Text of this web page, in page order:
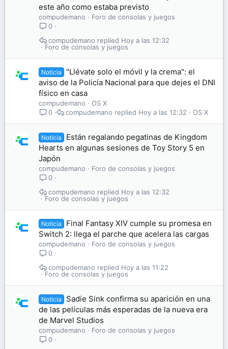
este año como estaba previsto
compudemano
Foro de consolas y juegos
0
Foro de consolas y juegos
Hoy a las 12:32
compudemano
Noticia
"Llévate solo el móvil y la crema": el
aviso de la Policía Nacional para que dejes el DNI
físico en casa
compudemano
OS X
0
OS X
Hoy a las 12:32
compudemano
Noticia
Están regalando pegatinas de Kingdom
Hearts en algunas sesiones de Toy Story 5 en
Japón
compudemano
Foro de consolas y juegos
0
Foro de consolas y juegos
Hoy a las 12:32
compudemano
Noticia
Final Fantasy XIV cumple su promesa en
Switch 2: llega el parche que acelera las cargas
compudemano
Foro de consolas y juegos
0
Foro de consolas y juegos
Hoy a las 11:22
compudemano
Noticia
Sadie Sink confirma su aparición en una
de las películas más esperadas de la nueva era
de Marvel Studios
compudemano
Foro de consolas y juegos
0